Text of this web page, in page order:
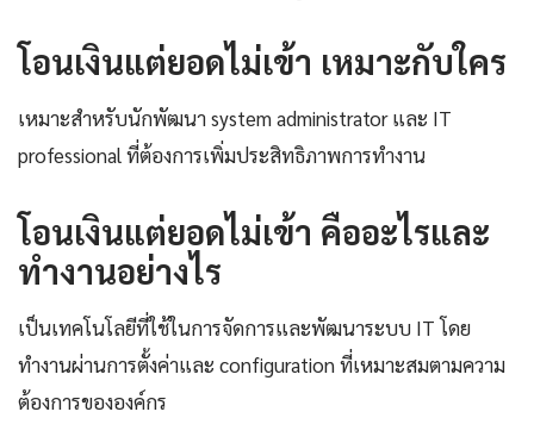
โอนเงินแต่ยอดไม่เข้า เหมาะกับใคร
เหมาะสำหรับนักพัฒนา system administrator และ IT
professional ที่ต้องการเพิ่มประสิทธิภาพการทำงาน
โอนเงินแต่ยอดไม่เข้า คืออะไรและ
ทำงานอย่างไร
เป็นเทคโนโลยีที่ใช้ในการจัดการและพัฒนาระบบ IT โดย
ทำงานผ่านการตั้งค่าและ configuration ที่เหมาะสมตามความ
ต้องการขององค์กร